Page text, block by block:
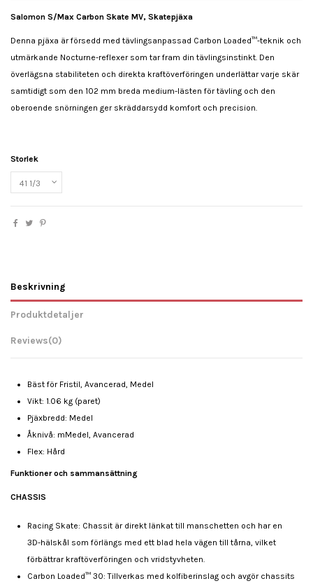
Salomon S/Max Carbon Skate MV, Skatepjäxa
Denna pjäxa är försedd med tävlingsanpassad Carbon Loaded™-teknik och
utmärkande Nocturne-reflexer som tar fram din tävlingsinstinkt. Den
överlägsna stabiliteten och direkta kraftöverföringen underlättar varje skär
samtidigt som den 102 mm breda medium-lästen för tävling och den
oberoende snörningen ger skräddarsydd komfort och precision.
Storlek
Beskrivning
Produktdetaljer
Reviews(0)
Bäst för Fristil, Avancerad, Medel
Vikt: 1.06 kg (paret)
Pjäxbredd: Medel
Åknivå: mMedel, Avancerad
Flex: Hård
Funktioner och sammansättning
CHASSIS
Racing Skate: Chassit är direkt länkat till manschetten och har en
3D-hälskål som förlängs med ett blad hela vägen till tårna, vilket
förbättrar kraftöverföringen och vridstyvheten.
Carbon Loaded™ 30: Tillverkas med kolfiberinslag och avgör chassits